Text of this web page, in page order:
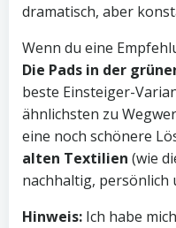
dramatisch, aber
Wenn du eine
Die Pads in der
beste Einsteiger-
ähnlichsten zu
eine noch schönere
alten Textilien (wie
nachhaltig, persönlich
Hinweis: Ich habe